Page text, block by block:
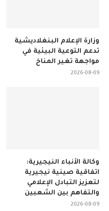
وزارة الإعلام البنغلاديشية
تدعم التوعية البيئية في
مواجهة تغير المناخ
2026-08-09
وكالة الأنباء النيجيرية:
اتفاقية صينية نيجيرية
لتعزيز التبادل الإعلامي
والتفاهم بين الشعبين
2026-08-09